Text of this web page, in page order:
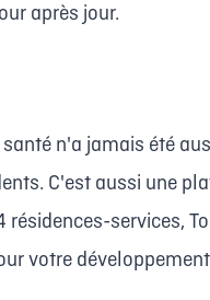
après jour.
n'a jamais été
C'est aussi une
services,
votre